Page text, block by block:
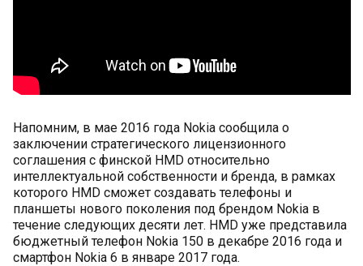
Напомним, в мае 2016 года Nokia сообщила о
заключении стратегического лицензионного
соглашения с финской HMD относительно
интеллектуальной собственности и бренда, в рамках
которого HMD сможет создавать телефоны и
планшеты нового поколения под брендом Nokia в
течение следующих десяти лет. HMD уже представила
бюджетный телефон Nokia 150 в декабре 2016 года и
смартфон Nokia 6 в январе 2017 года.